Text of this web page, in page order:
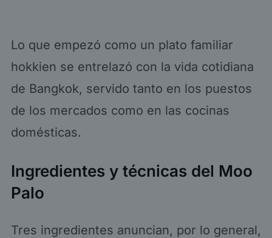
Lo que empezó como un plato familiar
hokkien se entrelazó con la vida cotidiana
de Bangkok, servido tanto en los puestos
de los mercados como en las cocinas
domésticas.
Ingredientes y técnicas del Moo
Palo
Tres ingredientes anuncian, por lo general,